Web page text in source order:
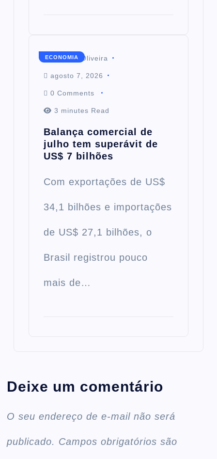
ECONOMIA
Mairim de Oliveira
agosto 7, 2026
0 Comments
3 minutes Read
Balança comercial de
julho tem superávit de
US$ 7 bilhões
Com exportações de US$
34,1 bilhões e importações
de US$ 27,1 bilhões, o
Brasil registrou pouco
mais de…
Deixe um comentário
O seu endereço de e-mail não será
publicado. Campos obrigatórios são